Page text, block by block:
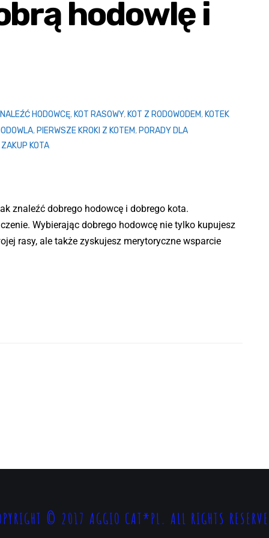
hodowlę i
HODOWCĘ, KOT RASOWY, KOT Z RODOWODEM, KOTEK
, PIERWSZE KROKI Z KOTEM, PORADY DLA
ZAKUP KOTA
znaleźć dobrego hodowcę i dobrego kota.
Wybierając dobrego hodowcę nie tylko kupujesz
rasy, ale także zyskujesz merytoryczne wsparcie
© 2017 AGGIO CAT*PL. ALL RIGHTS